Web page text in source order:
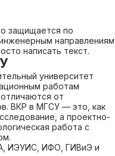
защищается по
направлениям
написать текст.
университет
работам
от
ВКР в МГСУ — это, как
а проектно-
работа с
ИЭУИС, ИФО, ГИВиЭ и